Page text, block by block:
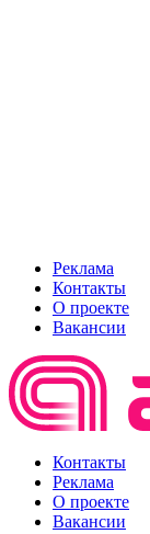
Реклама
Контакты
О проекте
Вакансии
Контакты
Реклама
О проекте
Вакансии